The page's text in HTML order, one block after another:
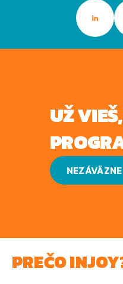
UŽ
PREČO